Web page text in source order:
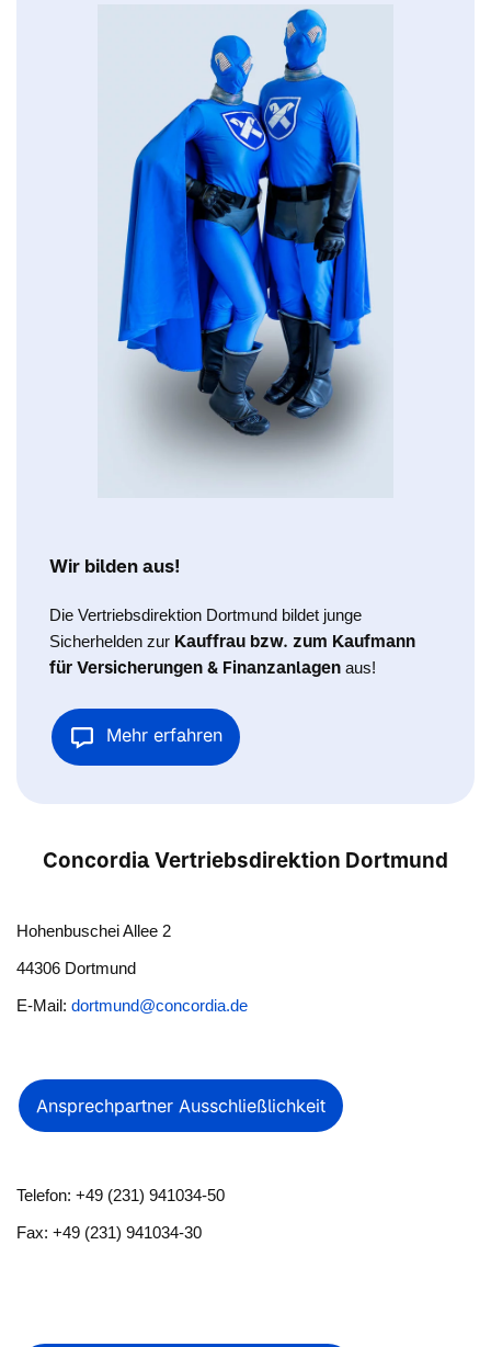
Wir bilden aus!
Die Vertriebsdirektion Dortmund bildet junge
Sicherhelden zur Kauffrau bzw. zum Kaufmann
für Versicherungen & Finanzanlagen aus!
Mehr erfahren
Concordia Vertriebsdirektion Dortmund
Hohenbuschei Allee 2
44306 Dortmund
E-Mail: dortmund@concordia.de
Ansprechpartner Ausschließlichkeit
Telefon: +49 (231) 941034-50
Fax: +49 (231) 941034-30